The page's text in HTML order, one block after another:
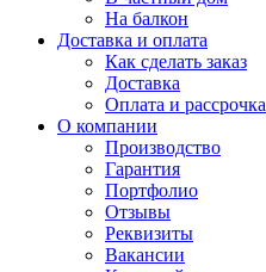
На балкон
Доставка и оплата
Как сделать заказ
Доставка
Оплата и рассрочка
О компании
Производство
Гарантия
Портфолио
Отзывы
Реквизиты
Вакансии